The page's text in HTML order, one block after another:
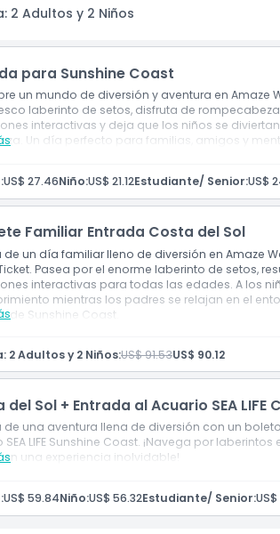
Apertura
2 Adultos y 2 Niños
para Sunshine Coast
un mundo de diversión y aventura en Amaze
laberinto de setos, disfruta de
interactivas y deja que los niños se
Un día perfecto para familias, amigos y
US$ 27.46Niño:US$ 21.12Estudiante/ Senior:US$
Familiar Entrada Costa del Sol
de un día familiar lleno de diversión en Amaze
Pasea por el enorme laberinto de setos,
interactivas para todas las edades. A los
mientras los padres se relajan en el
de Sunshine Coast.
2 Adultos y 2 Niños:US$ 91.53US$ 90.12
del Sol + Entrada al Acuario SEA LIFE
de una aventura llena de diversión con un
SEA LIFE Sunshine Coast. ¡Navega por
una experiencia inolvidable!
US$ 59.84Niño:US$ 56.32Estudiante/ Senior: